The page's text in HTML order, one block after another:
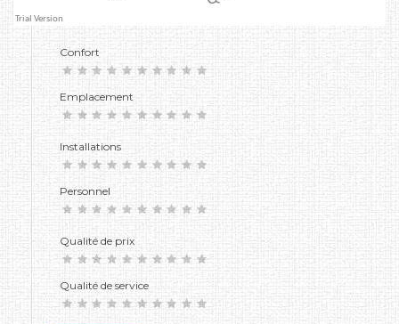
Confort
Emplacement
Installations
Personnel
Qualité de prix
Qualité de service